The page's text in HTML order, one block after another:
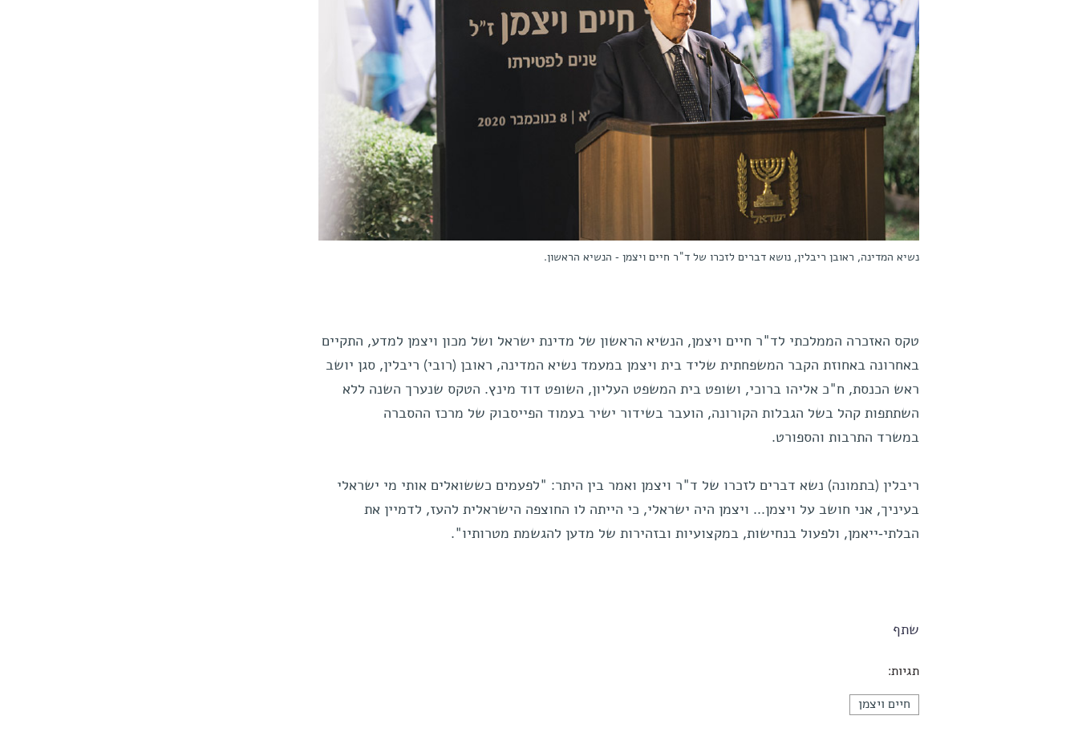
נשיא המדינה, ראובן ריבלין, נושא דברים לזכרו של ד"ר חיים ויצמן - הנשיא הראשון.
טקס האזכרה הממלכתי לד"ר חיים ויצמן, הנשיא הראשון של מדינת ישראל ושל מכון ויצמן למדע, התקיים
באחרונה באחוזת הקבר המשפחתית שליד בית ויצמן במעמד נשיא המדינה, ראובן (רובי) ריבלין, סגן יושב
ראש הכנסת, ח"כ אליהו ברוכי, ושופט בית המשפט העליון, השופט דוד מינץ. הטקס שנערך השנה ללא
השתתפות קהל בשל הגבלות הקורונה, הועבר בשידור ישיר בעמוד הפייסבוק של מרכז ההסברה
במשרד התרבות והספורט.
ריבלין (בתמונה) נשא דברים לזכרו של ד"ר ויצמן ואמר בין היתר: "לפעמים כששואלים אותי מי ישראלי
בעיניך, אני חושב על ויצמן... ויצמן היה ישראלי, כי הייתה לו החוצפה הישראלית להעז, לדמיין את
הבלתי-ייאמן, ולפעול בנחישות, במקצועיות ובזהירות של מדען להגשמת מטרותיו".
שתף
תגיות:
חיים ויצמן